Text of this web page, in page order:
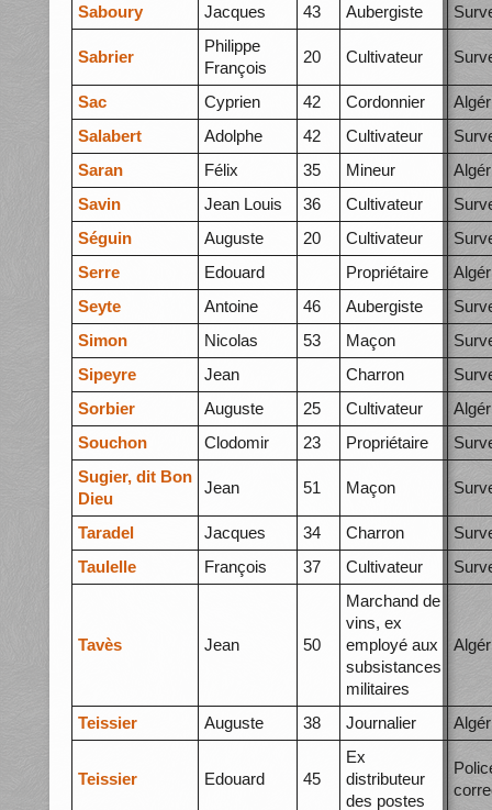
Saboury Jacques 43 Aubergiste
Sabrier
Philippe
François
20 Cultivateur
Sac Cyprien 42 Cordonnier
Salabert
Adolphe 42 Cultivateur
Saran
Félix 35 Mineur
Savin
Jean Louis 36 Cultivateur
Séguin
Auguste 20 Cultivateur
Serre
Edouard Propriétaire
Seyte
Antoine 46 Aubergiste
Simon
Nicolas 53 Maçon
Sipeyre
Jean Charron
Sorbier
Auguste 25 Cultivateur
Souchon
Clodomir 23 Propriétaire
Sugier, dit Bon
Dieu
Jean 51 Maçon
Taradel Jacques 34 Charron
Taulelle
François 37 Cultivateur
Tavès Jean 50
Marchand de
vins, ex
employé aux
subsistances
militaires
Teissier Auguste 38 Journalier
Teissier Edouard 45
Ex
distributeur
des postes